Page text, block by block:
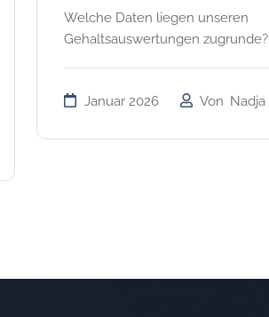
Welche Daten liegen unseren
Gehaltsauswertungen zugrunde?
Januar 2026 Von Nadja